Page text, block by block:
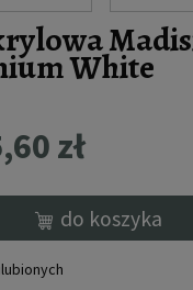
White
zł
do koszyka